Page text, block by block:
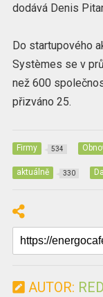
dodává Denis
Do startupového
Systèmes se v
než 600
přizváno 25.
Firmy 534
aktuálně 330
AUTOR: